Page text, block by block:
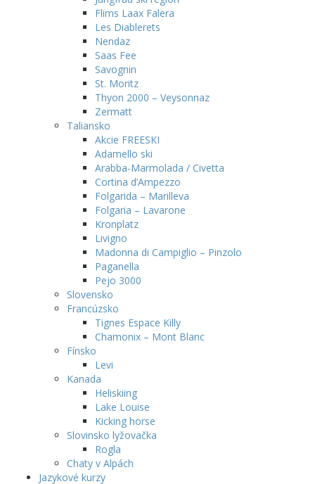
Flims Laax Falera
Les Diablerets
Nendaz
Saas Fee
Savognin
St. Moritz
Thyon 2000 – Veysonnaz
Zermatt
Taliansko
Akcie FREESKI
Adamello ski
Arabba-Marmolada / Civetta
Cortina d’Ampezzo
Folgarida – Marilleva
Folgaria – Lavarone
Kronplatz
Livigno
Madonna di Campiglio – Pinzolo
Paganella
Pejo 3000
Slovensko
Francúzsko
Tignes Espace Killy
Chamonix – Mont Blanc
Fínsko
Levi
Kanada
Heliskiing
Lake Louise
Kicking horse
Slovinsko lyžovačka
Rogla
Chaty v Alpách
Jazykové kurzy